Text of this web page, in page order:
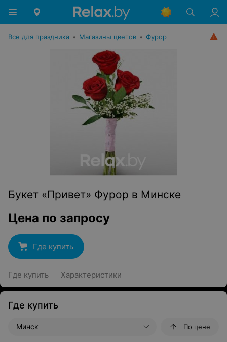
Все для праздника • Магазины цветов • Фурор
Букет «Привет» Фурор в Минске
Цена по запросу
Где купить
Где купить Характеристики
Где купить
Минск По цене